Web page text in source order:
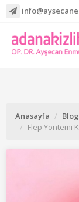
Anasayfa Blog
Flep Yöntemi